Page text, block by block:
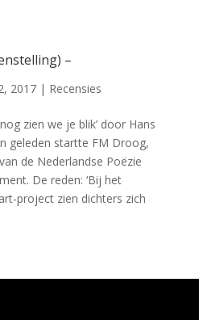
–
2017| Recensies
zien we je blik’ door Hans
geleden startte FM Droog,
de Nederlandse Poëzie
De reden: ‘Bij het
project zien dichters zich